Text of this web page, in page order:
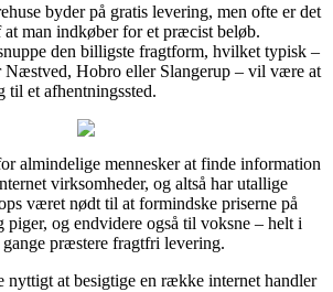
byder på gratis levering, men ofte er det
man indkøber for et præcist beløb.
den billigste fragtform, hvilket typisk –
Næstved, Hobro eller Slangerup – vil være at
til et afhentningssted.
almindelige mennesker at finde information
virksomheder, og altså har utallige
været nødt til at formindske priserne på
piger, og endvidere også til voksne – helt i
præstere fragtfri levering.
nyttigt at besigtige en række internet handler